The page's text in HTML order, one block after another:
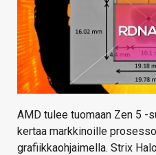
HAKU
AMD tulee tuomaan Zen 5 -
kertaa markkinoille
grafiikkaohjaimella. Strix